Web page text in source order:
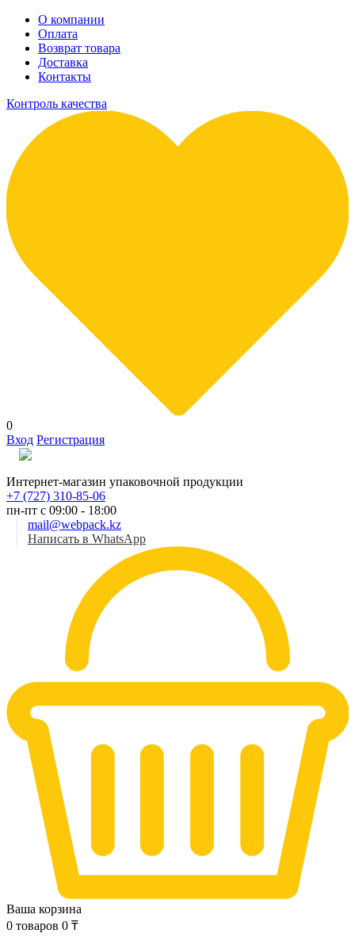
О компании
Оплата
Возврат товара
Доставка
Контакты
Контроль качества
0
Вход Регистрация
Интернет-магазин упаковочной продукции
+7 (727) 310-85-06
пн-пт с 09:00 - 18:00
mail@webpack.kz
Написать в WhatsApp
Ваша корзина
0 товаров 0 ₸